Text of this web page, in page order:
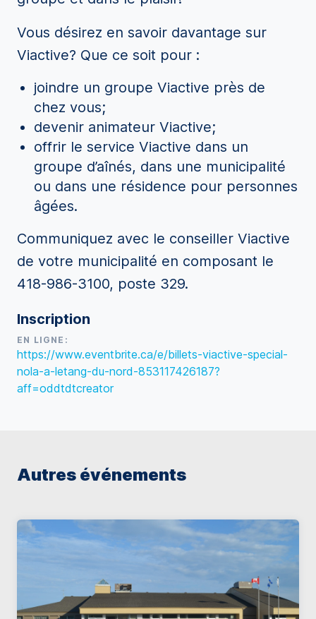
Vous désirez en savoir davantage sur
Viactive? Que ce soit pour :
joindre un groupe Viactive près de
chez vous;
devenir animateur Viactive;
offrir le service Viactive dans un
groupe d’aînés, dans une municipalité
ou dans une résidence pour personnes
âgées.
Communiquez avec le conseiller Viactive
de votre municipalité en composant le
418-986-3100, poste 329.
Inscription
EN LIGNE:
https://www.eventbrite.ca/e/billets-viactive-special-
nola-a-letang-du-nord-853117426187?
aff=oddtdtcreator
Autres événements